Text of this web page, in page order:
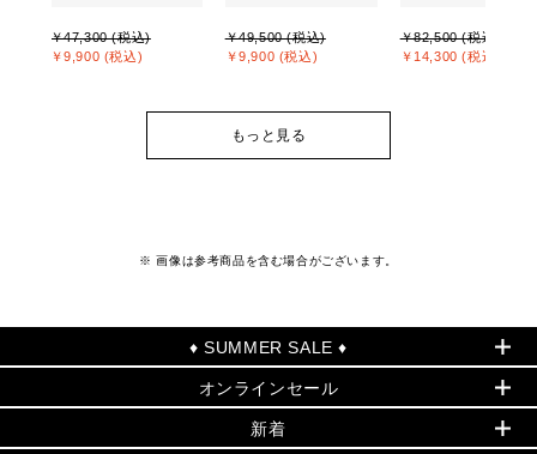
￥47,300 (税込)
￥9,900 (税込)
￥49,500 (税込)
￥9,900 (税込)
￥82,500 (税込)
￥14,300 (税込)
もっと見る
※ 画像は参考商品を含む場合がございます。
♦ SUMMER SALE ♦
セールおすすめアイテム
▶ ウィメンズ
オンラインセール
PRODUCT OF THE MONTH - 今月の特別価格
新着